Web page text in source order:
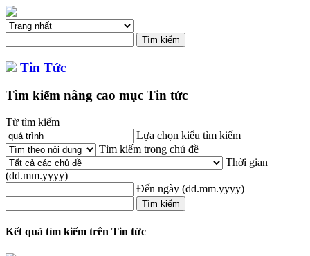
Tin Tức
Tìm kiếm nâng cao mục Tin tức
Từ tìm kiếm
Lựa chọn kiểu tìm kiếm
Tìm kiếm trong chủ đề
Thời gian
(dd.mm.yyyy)
Đến ngày (dd.mm.yyyy)
Kết quả tìm kiếm trên Tin tức